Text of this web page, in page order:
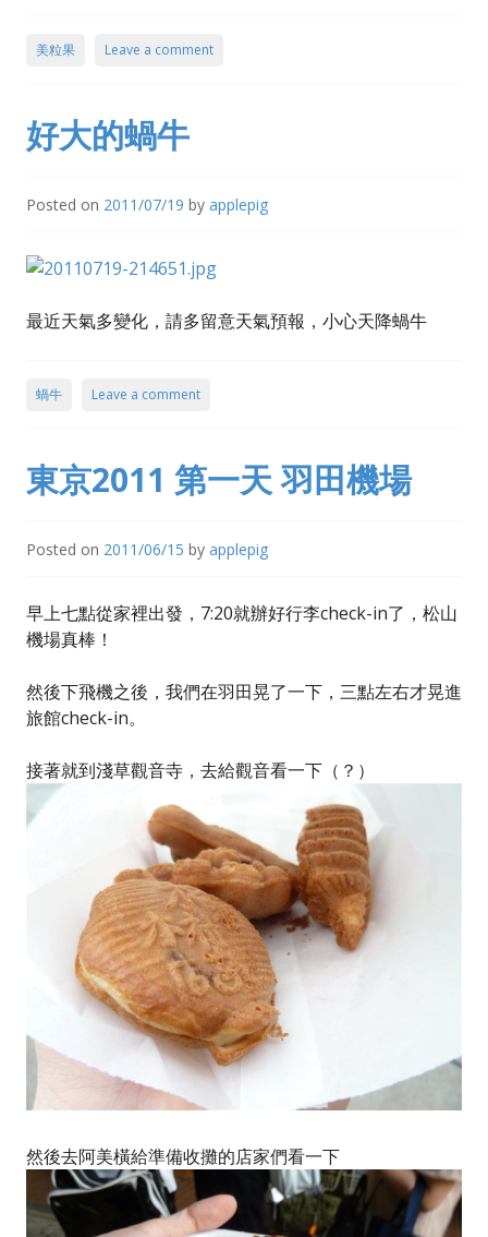
美粒果 Leave a comment
好大的蝸牛
Posted on 2011/07/19 by applepig
最近天氣多變化，請多留意天氣預報，小心天降蝸牛
蝸牛 Leave a comment
東京2011 第一天 羽田機場
Posted on 2011/06/15 by applepig
早上七點從家裡出發，7:20就辦好行李check-in了，松山
機場真棒！
然後下飛機之後，我們在羽田晃了一下，三點左右才晃進
旅館check-in。
接著就到淺草觀音寺，去給觀音看一下（？）
然後去阿美橫給準備收攤的店家們看一下